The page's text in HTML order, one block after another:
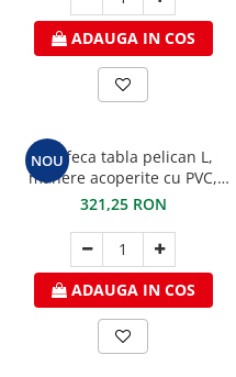
Clesti de dulgherie
Accesorii clesti
Ciocane cu cap din cauciuc
Ciocane cu cap din lemn
Ciocane cu cap din fier
Ciocane fara recul
Ciocane pentru plumb
Ciocane de finisaje
Accesorii ciocane
Folii de difuzie
Ventilatii
Parafrunzare
Suporti panouri fotovoltaice
Suruburi si cuie
Lucru pe acoperis
Platforme de lucru
Trepte de acces
Lucru pe acoperis
Seturi trepte acces pe acoperis
Structuri fatade ventilate
ADAUGA IN COS
NOU
Foarfeca tabla pelican L,
manere acoperite cu PVC,
STUBAI
321,25 RON
ADAUGA IN COS